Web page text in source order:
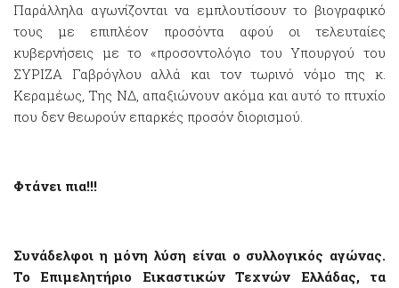
Παράλληλα αγωνίζονται να εμπλουτίσουν το βιογραφικό
τους με επιπλέον προσόντα αφού οι τελευταίες
κυβερνήσεις με το «προσοντολόγιο του Υπουργού του
ΣΥΡΙΖΑ Γαβρόγλου αλλά και τον τωρινό νόμο της κ.
Κεραμέως, Της ΝΔ, απαξιώνουν ακόμα και αυτό το πτυχίο
που δεν θεωρούν επαρκές προσόν διορισμού.
Φτάνει πια!!!
Συνάδελφοι η μόνη λύση είναι ο συλλογικός αγώνας.
Το Επιμελητήριο Εικαστικών Τεχνών Ελλάδας, τα